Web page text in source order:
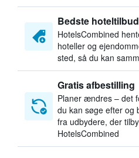
Bedste hoteltilbud
HotelsCombined
hoteller og
sted, så du kan
Gratis afbestilling
Planer ændres – det
du kan søge efter og
fra udbydere, der
HotelsCombined